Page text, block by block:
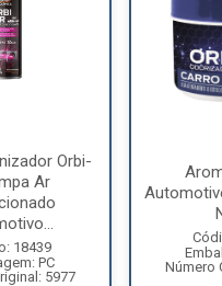
Orbi-
Ar
18439
PC
5977
Número